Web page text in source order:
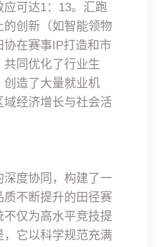
可达1：13。汇跑
创新（如智能领物
在赛事IP打造和市
同优化了行业生
创造了大量就业机
经济增长与社会活
度协同，构建了一
不断提升的田径赛
仅为高水平竞技提
它以科学规范充满